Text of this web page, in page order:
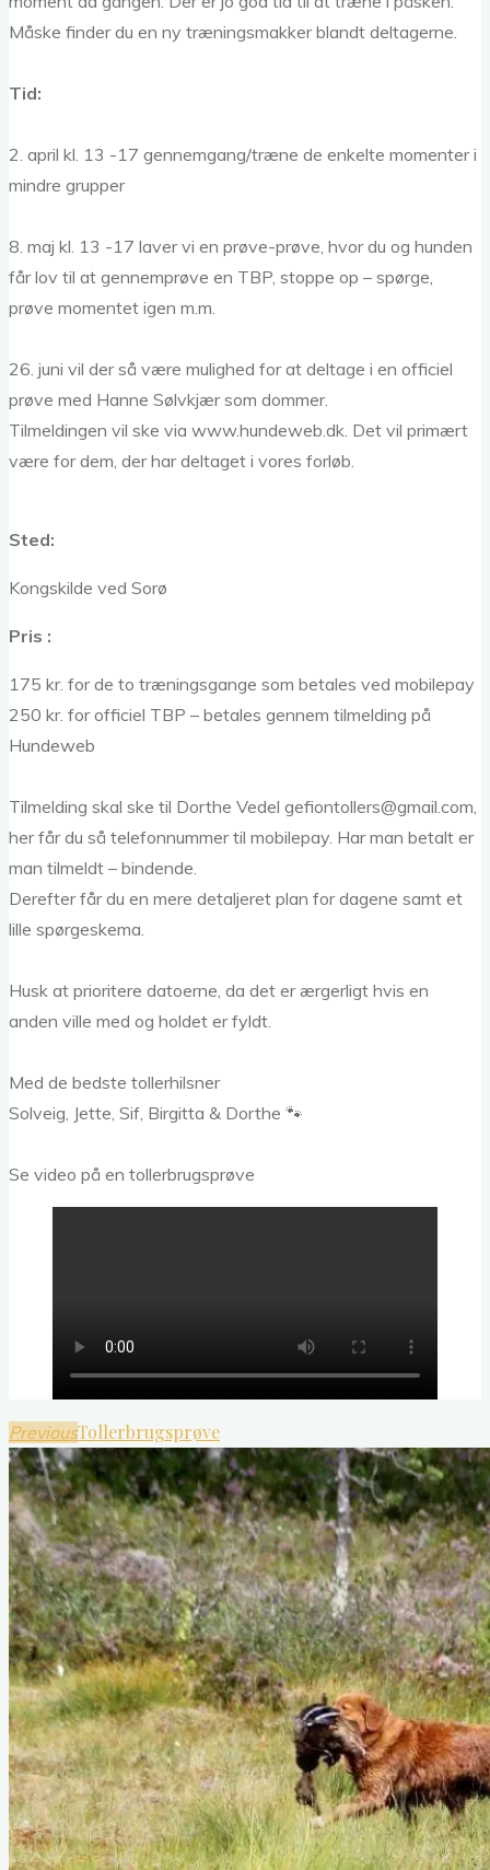
Måske finder du en ny træningsmakker blandt deltagerne.
Tid:
2. april kl. 13 -17 gennemgang/træne de enkelte momenter i
mindre grupper
8. maj kl. 13 -17 laver vi en prøve-prøve, hvor du og hunden
får lov til at gennemprøve en TBP, stoppe op – spørge,
prøve momentet igen m.m.
26. juni vil der så være mulighed for at deltage i en officiel
prøve med Hanne Sølvkjær som dommer.
Tilmeldingen vil ske via www.hundeweb.dk. Det vil primært
være for dem, der har deltaget i vores forløb.
Sted:
Kongskilde ved Sorø
Pris :
175 kr. for de to træningsgange som betales ved mobilepay
250 kr. for officiel TBP – betales gennem tilmelding på
Hundeweb
Tilmelding skal ske til Dorthe Vedel gefiontollers@gmail.com,
her får du så telefonnummer til mobilepay. Har man betalt er
man tilmeldt – bindende.
Derefter får du en mere detaljeret plan for dagene samt et
lille spørgeskema.
Husk at prioritere datoerne, da det er ærgerligt hvis en
anden ville med og holdet er fyldt.
Med de bedste tollerhilsner
Solveig, Jette, Sif, Birgitta & Dorthe 🐾
Se video på en tollerbrugsprøve
PreviousTollerbrugsprøve